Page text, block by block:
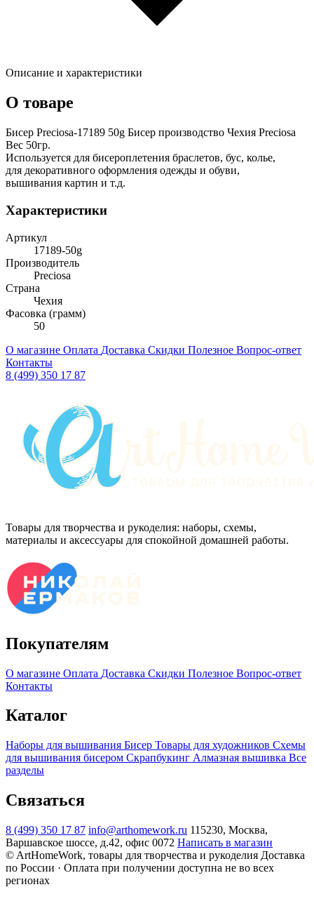
Описание и характеристики
О товаре
Бисер Preciosa-17189 50g Бисер производство Чехия Preciosa
Вес 50гр.
Используется для бисероплетения браслетов, бус, колье,
для декоративного оформления одежды и обуви,
вышивания картин и т.д.
Характеристики
Артикул
17189-50g
Производитель
Preciosa
Страна
Чехия
Фасовка (грамм)
50
О магазине Оплата Доставка Скидки Полезное Вопрос-ответ
Контакты
8 (499) 350 17 87
Товары для творчества и рукоделия: наборы, схемы,
материалы и аксессуары для спокойной домашней работы.
Покупателям
О магазине Оплата Доставка Скидки Полезное Вопрос-ответ
Контакты
Каталог
Наборы для вышивания Бисер Товары для художников Схемы
для вышивания бисером Скрапбукинг Алмазная вышивка Все
разделы
Связаться
8 (499) 350 17 87 info@arthomework.ru 115230, Москва,
Варшавское шоссе, д.42, офис 0072 Написать в магазин
© ArtHomeWork, товары для творчества и рукоделия Доставка
по России · Оплата при получении доступна не во всех
регионах